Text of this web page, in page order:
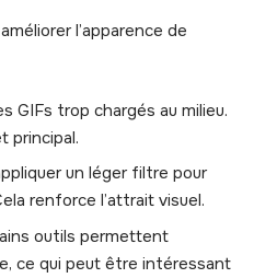
l’apparence de
GIFs trop chargés au milieu.
principal.
un léger filtre pour
renforce l’attrait visuel.
outils permettent
ce qui peut être intéressant